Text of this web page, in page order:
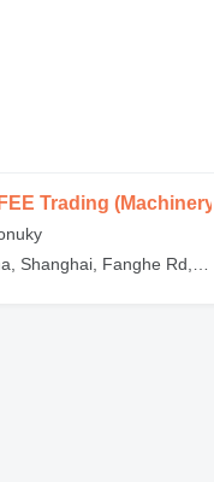
Trading (Machinery)